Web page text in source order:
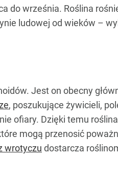
do września. Roślina
ludowej od wieków –
Jest on obecny
, poszukujące żywicieli,
ofiary. Dzięki temu
mogą przenosić
wrotyczu dostarcza